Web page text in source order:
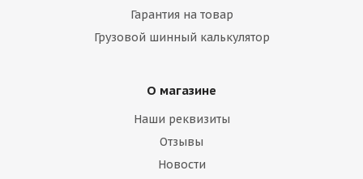
Гарантия на товар
Грузовой шинный калькулятор
О магазине
Наши реквизиты
Отзывы
Новости